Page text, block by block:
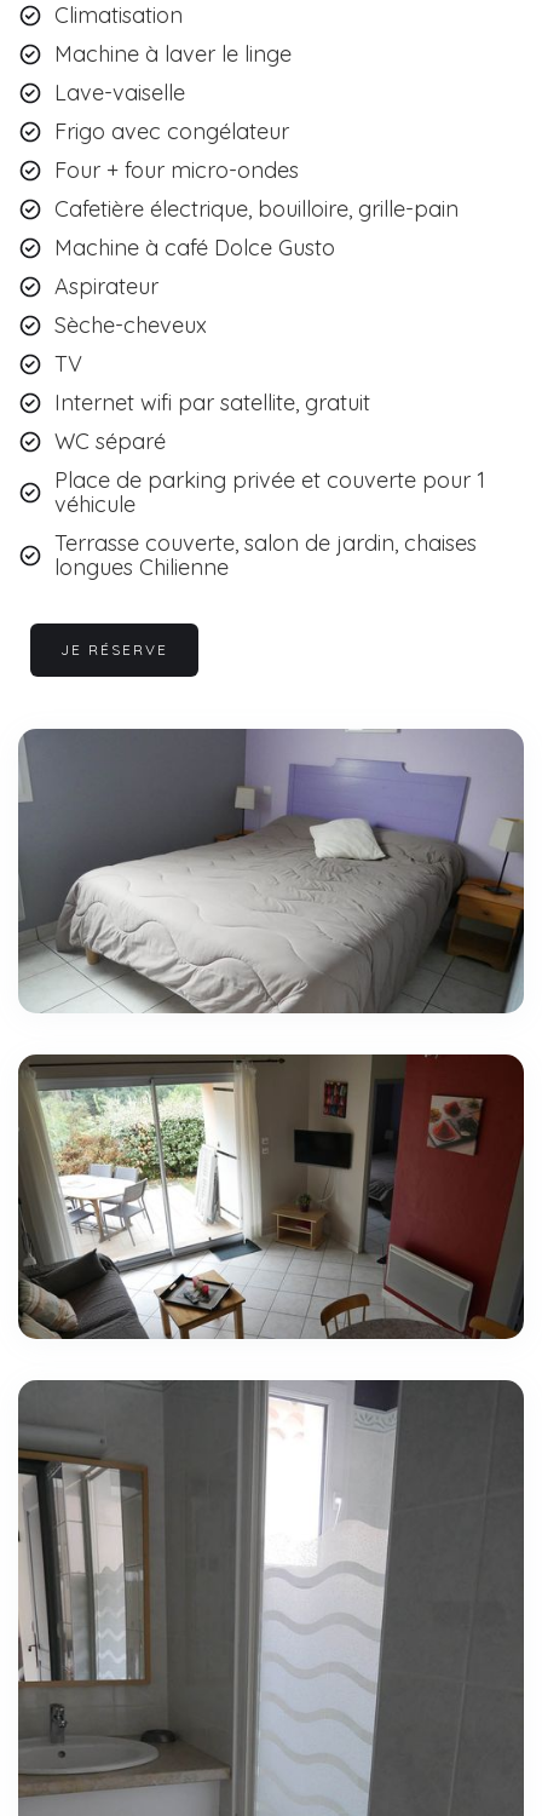
Climatisation
Machine à laver le linge
Lave-vaiselle
Frigo avec congélateur
Four + four micro-ondes
Cafetière électrique, bouilloire, grille-pain
Machine à café Dolce Gusto
Aspirateur
Sèche-cheveux
TV
Internet wifi par satellite, gratuit
WC séparé
Place de parking privée et couverte pour 1
véhicule
Terrasse couverte, salon de jardin, chaises
longues Chilienne
JE RÉSERVE